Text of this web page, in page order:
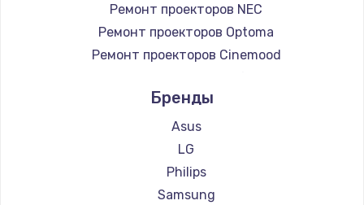
Ремонт проекторов NEC
Ремонт проекторов Optoma
Ремонт проекторов Cinemood
Ремонт проекторов Barco
Ремонт проекторов Xgimi
Ремонт проекторов Canon
Ремонт проекторов JVC
Ремонт проекторов Casio
Бренды
Asus
LG
Philips
Samsung